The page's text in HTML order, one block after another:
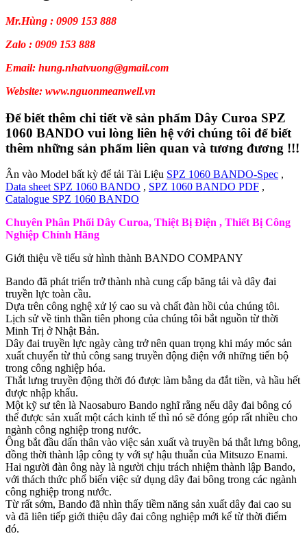
Mr.Hùng : 0909 153 888
Zalo : 0909 153 888
Email: hung.nhatvuong@gmail.com
Website: www.nguonmeanwell.vn
Để biết thêm chi tiết về sản phẩm Dây Curoa SPZ
1060 BANDO vui lòng liên hệ với chúng tôi để biết
thêm những sản phẩm liên quan và tương đương !!!
Ân vào Model bất kỳ để tải Tài Liệu SPZ 1060 BANDO-Spec ,
Data sheet SPZ 1060 BANDO , SPZ 1060 BANDO PDF ,
Catalogue SPZ 1060 BANDO
Chuyên Phân Phối Dây Curoa, Thiệt Bị Điện , Thiết Bị Công
Nghiệp Chính Hãng
Giới thiệu về tiểu sử hình thành BANDO COMPANY
Bando đã phát triển trở thành nhà cung cấp băng tải và dây đai
truyền lực toàn cầu.
Dựa trên công nghệ xử lý cao su và chất đàn hồi của chúng tôi.
Lịch sử về tinh thần tiên phong của chúng tôi bắt nguồn từ thời
Minh Trị ở Nhật Bản.
Dây đai truyền lực ngày càng trở nên quan trọng khi máy móc sản
xuất chuyển từ thủ công sang truyền động điện với những tiến bộ
trong công nghiệp hóa.
Thắt lưng truyền động thời đó được làm bằng da đắt tiền, và hầu hết
được nhập khẩu.
Một kỹ sư tên là Naosaburo Bando nghĩ rằng nếu dây đai bông có
thể được sản xuất một cách kinh tế thì nó sẽ đóng góp rất nhiều cho
ngành công nghiệp trong nước.
Ông bắt đầu dấn thân vào việc sản xuất và truyền bá thắt lưng bông,
đồng thời thành lập công ty với sự hậu thuẫn của Mitsuzo Enami.
Hai người đàn ông này là người chịu trách nhiệm thành lập Bando,
với thách thức phổ biến việc sử dụng dây đai bông trong các ngành
công nghiệp trong nước.
Từ rất sớm, Bando đã nhìn thấy tiềm năng sản xuất dây đai cao su
và đã liên tiếp giới thiệu dây đai công nghiệp mới kể từ thời điểm
đó.